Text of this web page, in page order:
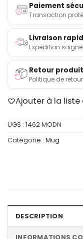
Paiement
Transaction
Livraison
Expédition
Retour produit
Politique de
Ajouter à la liste
UGS : 1462 MODN
Catégorie : Mug
DESCRIPTION